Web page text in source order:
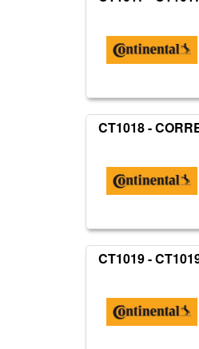
CT1018 -
CT1019 -